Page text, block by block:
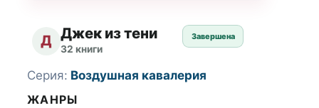
Д Джек из тени
32 книги
Завершена
Серия: Воздушная кавалерия
ЖАНРЫ